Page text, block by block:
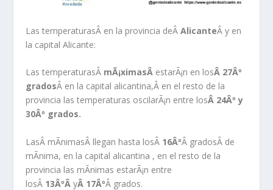
Las temperaturasÂ en la provincia deÂAlicanteÂ y en
la capital Alicante:
Las temperaturasÂ mÃ¡ximasÂ estarÃ¡n en losÂ 27Âº
gradosÂ en la capital alicantina,Â en el resto de la
provincia las temperaturas oscilarÃ¡n entre losÂ 24Âº y
30Âº grados.
LasÂ mÃ­nimasÂ llegan hasta losÂ 16ÂºÂ gradosÂ de
mÃ­nima, en la capital alicantina , en el resto de la
provincia las mÃ­nimas estarÃ¡n entre
losÂ 13ÂºÂyÂ 17ÂºÂ grados.